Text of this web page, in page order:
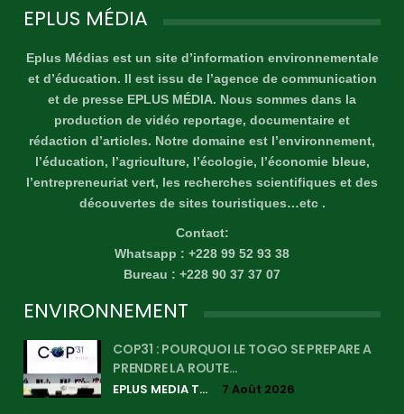
EPLUS MÉDIA
Eplus Médias est un site d’information environnementale
et d’éducation. Il est issu de l’agence de communication
et de presse EPLUS MÉDIA. Nous sommes dans la
production de vidéo reportage, documentaire et
rédaction d’articles. Notre domaine est l’environnement,
l’éducation, l’agriculture, l’écologie, l’économie bleue,
l’entrepreneuriat vert, les recherches scientifiques et des
découvertes de sites touristiques…etc .
Contact:
Whatsapp : +228 99 52 93 38
Bureau : +228 90 37 37 07
ENVIRONNEMENT
COP31 : POURQUOI LE TOGO SE PREPARE A
PRENDRE LA ROUTE…
EPLUS MEDIA TV 7 Août 2026